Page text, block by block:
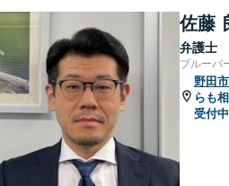
佐藤
弁護士
ブルーバ
野田市
らも
受付中